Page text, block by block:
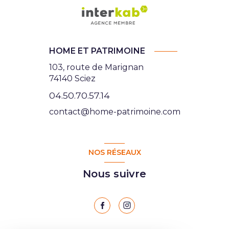
HOME ET PATRIMOINE
103, route de Marignan
74140 Sciez
04.50.70.57.14
contact@home-patrimoine.com
NOS RÉSEAUX
Nous suivre